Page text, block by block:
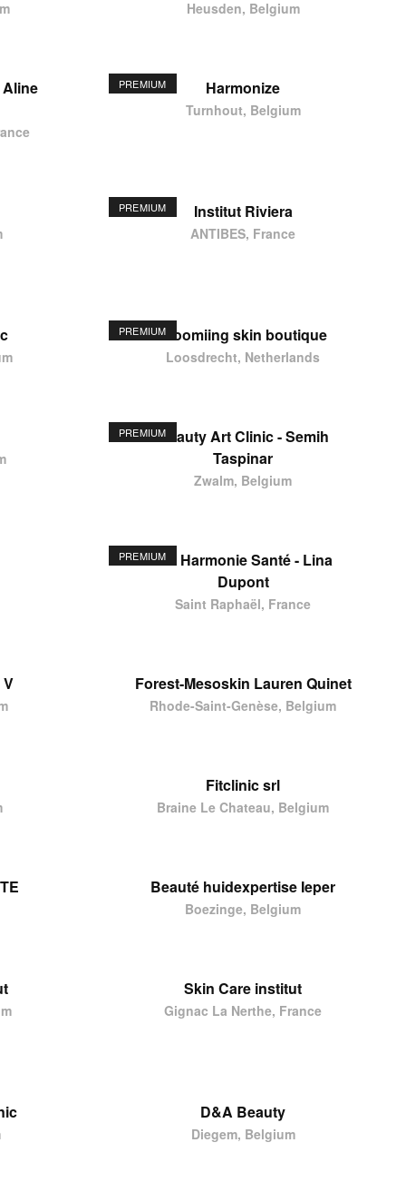
Heusden, Belgium
PREMIUM Harmonize
Turnhout, Belgium
PREMIUM Institut Riviera
ANTIBES, France
PREMIUMBloomiing skin boutique
Loosdrecht, Netherlands
PREMIUMBeauty Art Clinic - Semih
Taspinar
Zwalm, Belgium
PREMIUMSte Harmonie Santé - Lina
Dupont
Saint Raphaël, France
Forest-Mesoskin Lauren Quinet
Rhode-Saint-Genèse, Belgium
Fitclinic srl
Braine Le Chateau, Belgium
Beauté huidexpertise Ieper
Boezinge, Belgium
Skin Care institut
Gignac La Nerthe, France
D&A Beauty
Diegem, Belgium